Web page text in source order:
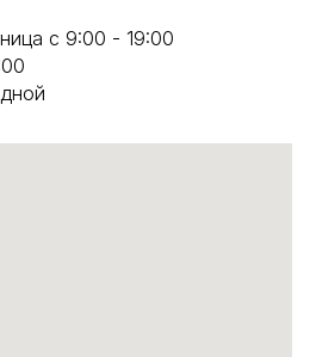
с 9:00 - 19:00